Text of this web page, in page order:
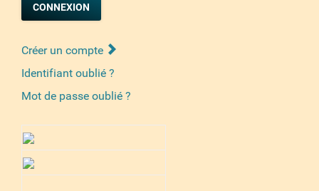
CONNEXION
Créer un compte
Identifiant oublié ?
Mot de passe oublié ?